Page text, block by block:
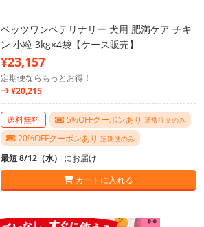
ベッツワンベテリナリー 犬用 肥満ケア チキ
ン 小粒 3kg×4袋【ケース販売】
¥23,157
定期便ならもっとお得！
¥20,215
送料無料 5%OFFクーポンあり 通常注文のみ
20%OFFクーポンあり 定期便のみ
最短 8/12（水） にお届け
カートに入れる